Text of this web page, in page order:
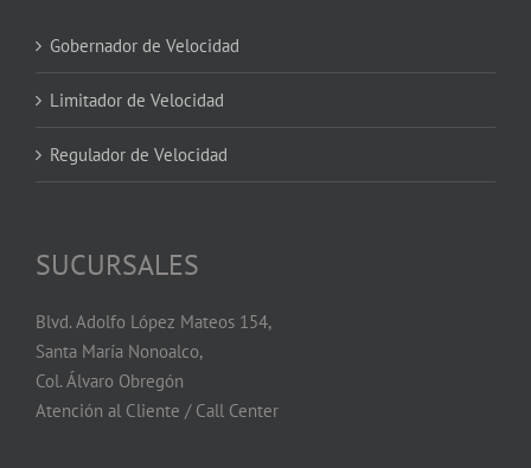
Gobernador de Velocidad
Limitador de Velocidad
Regulador de Velocidad
SUCURSALES
Blvd. Adolfo López Mateos 154,
Santa María Nonoalco,
Col. Álvaro Obregón
Atención al Cliente / Call Center